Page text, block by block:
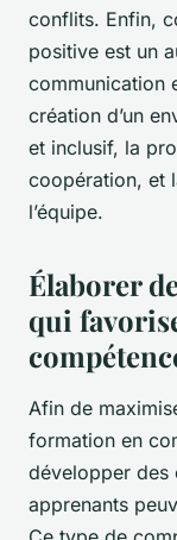
conflits. Enfin,
positive est un
communication
création d’un
et inclusif, la
coopération, et
l’équipe.
Élaborer
qui
Afin de
formation en
développer des
apprenants